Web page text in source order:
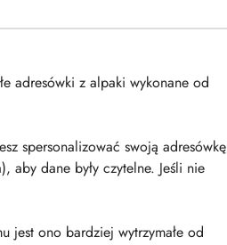
adresówki z alpaki wykonane od
spersonalizować swoją adresówkę
aby dane były czytelne. Jeśli nie
jest ono bardziej wytrzymałe od